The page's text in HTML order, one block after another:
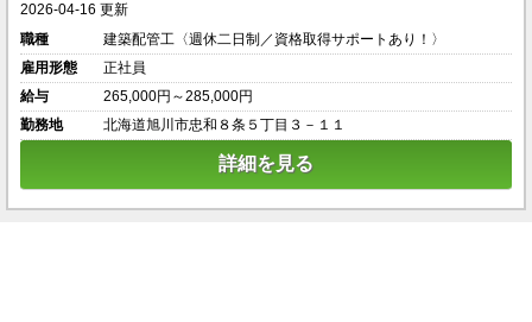
2026-04-16 更新
職種
建築配管工〈週休二日制／資格取得サポートあり！〉
雇用形態
正社員
給与
265,000円～285,000円
勤務地
北海道旭川市忠和８条５丁目３－１１
詳細を見る